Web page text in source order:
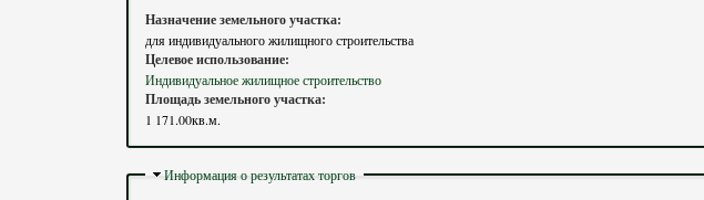
Назначение земельного участка:
для индивидуального жилищного строительства
Целевое использование:
Индивидуальное жилищное строительство
Площадь земельного участка:
1 171.00кв.м.
Скрыть
Информация о результатах торгов